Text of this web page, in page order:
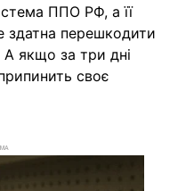
ППО РФ, а її
здатна перешкодити
якщо за три дні
своє